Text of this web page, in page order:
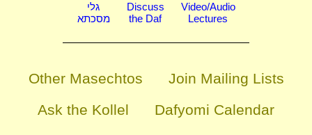
גלי
מסכתא
Discuss
the Daf
Video/Audio
Lectures
Other Masechtos
Join Mailing Lists
Ask the Kollel
Dafyomi Calendar